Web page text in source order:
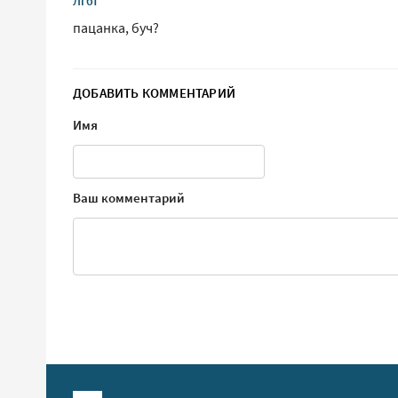
пацанка, буч?
ДОБАВИТЬ КОММЕНТАРИЙ
Имя
Ваш комментарий